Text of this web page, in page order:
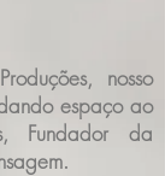
nosso
espaço ao
Fundador da